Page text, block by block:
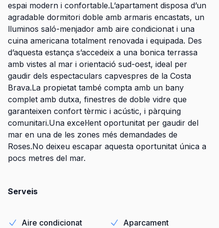
espai modern i confortable.L’apartament disposa d’un
agradable dormitori doble amb armaris encastats, un
lluminos saló-menjador amb aire condicionat i una
cuina americana totalment renovada i equipada. Des
d’aquesta estança s’accedeix a una bonica terrassa
amb vistes al mar i orientació sud-oest, ideal per
gaudir dels espectaculars capvespres de la Costa
Brava.La propietat també compta amb un bany
complet amb dutxa, finestres de doble vidre que
garanteixen confort tèrmic i acústic, i pàrquing
comunitari.Una excel·lent oportunitat per gaudir del
mar en una de les zones més demandades de
Roses.No deixeu escapar aquesta oportunitat única a
pocs metres del mar.
Serveis
Aire condicionat Aparcament